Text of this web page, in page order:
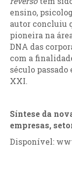
ensino,
autor concluiu
pioneira na
DNA das
com a
século
XXI.
Síntese da
empresas,
Disponível: